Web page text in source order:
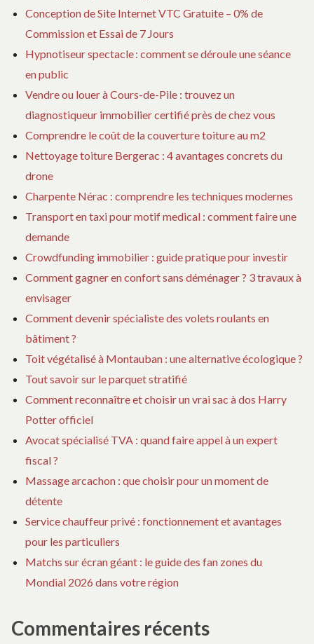
Conception de Site Internet VTC Gratuite – 0% de
Commission et Essai de 7 Jours
Hypnotiseur spectacle : comment se déroule une séance
en public
Vendre ou louer à Cours-de-Pile : trouvez un
diagnostiqueur immobilier certifié près de chez vous
Comprendre le coût de la couverture toiture au m2
Nettoyage toiture Bergerac : 4 avantages concrets du
drone
Charpente Nérac : comprendre les techniques modernes
Transport en taxi pour motif medical : comment faire une
demande
Crowdfunding immobilier : guide pratique pour investir
Comment gagner en confort sans déménager ? 3 travaux à
envisager
Comment devenir spécialiste des volets roulants en
bâtiment ?
Toit végétalisé à Montauban : une alternative écologique ?
Tout savoir sur le parquet stratifié
Comment reconnaître et choisir un vrai sac à dos Harry
Potter officiel
Avocat spécialisé TVA : quand faire appel à un expert
fiscal ?
Massage arcachon : que choisir pour un moment de
détente
Service chauffeur privé : fonctionnement et avantages
pour les particuliers
Matchs sur écran géant : le guide des fan zones du
Mondial 2026 dans votre région
Commentaires récents